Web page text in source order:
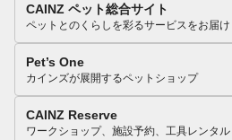
CAINZ ペット総合サイト
ペットとのくらしを彩るサービスをお届け
Pet’s One
カインズが展開するペットショップ
CAINZ Reserve
ワークショップ、施設予約、工具レンタル